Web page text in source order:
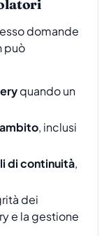
domande
può
quando un
, inclusi
di continuità,
dei
e la gestione